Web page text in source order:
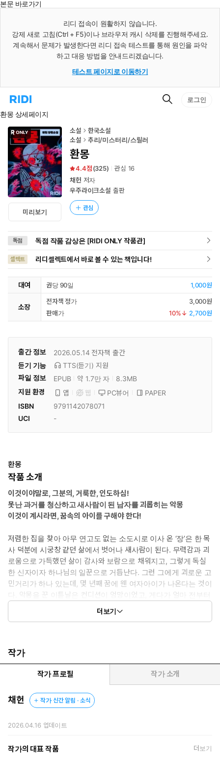
본문 바로가기
리디 접속이 원활하지 않습니다.
강제 새로 고침(Ctrl + F5)이나 브라우저 캐시 삭제를 진행해주세요.
계속해서 문제가 발생한다면 리디 접속 테스트를 통해 원인을 파악
하고 대응 방법을 안내드리겠습니다.
테스트 페이지로 이동하기
리
홈
로
이
동
검
로그인
환몽 상세페이지
미리보기
소설
한국소설
소설
추리/미스터리/스릴러
환몽
4.4 (325) 관심 16
채헌 저자
우주라이크소설 출판
관심
독점 독점 작품 감상은 [RIDI ONLY 작품관]
셀렉트 리디셀렉트에서 바로 볼 수 있는 책입니다!
대여 권당 90일 1,000원
소장
전자책 정가
3,000원
판매가
10%↓ 2,700원
출간 정보 2026.05.14 전자책 출간
듣기 기능
TTS(듣기) 지원
파일 정보
EPUB 약 1.7만 자
8.3MB
지원 환경
앱 웹 PC뷰어
PAPER
ISBN
9791142078071
UCI
-
환몽
작품 소개
이것이야말로, 그분의, 거룩한, 인도하심!
못난 과거를 청산하고 새사람이 된 남자를 괴롭히는 악몽
이것이 계시라면, 꿈속의 아이를 구해야 한다!
저렴한 집을 찾아 아무 연고도 없는 소도시로 이사 온 ‘장’은 한 목
사 덕분에 시궁창 같던 삶에서 벗어나 새사람이 된다. 무력감과 괴
로움으로 가득했던 삶이 감사와 보람으로 채워지고, 그렇게 독실
한 신자이자 하나님의 일꾼으로 거듭난다. 그런 그에게 괴로운 고
민거리가 하나 있는데, 몇 년째 꿈에 웬 여자아이가 나온다는 것이
다. 악몽을 꾼 이튿날은 컨디션이 엉망이었고, 게다가 얼마 전부터
꿈속의 아이가 조금씩 장에게 다가오고 있다. 목사에게 악몽의 괴
로움을 토로한 그날 밤에도 어김없이 꿈에 여자애가 나타났고, 잠
이였다. 무당인 할머니와 단둘이 산다던 아이는 헝클어진 머리와 허
름한 옷차림에, 친구도 없이 항상 혼자였다. 장은 그 모습이 안타까
워 미아에게 인형도 사주고 간식도 나눠주었다. 미아는 그런 장에게
마음을 열고 그를 따랐으나, 학부모들의 곱지 않은 시선에 장은 미아
와 거리를 두었다. 옛날 일을 추억하던 장은 문득, 미아가 자꾸 꿈에
나오는 것이 그에게 도움을 청하는 무언의 신호이자 주님의 뜻임을
의 집을 찾아내고, 악취가 진동하는 집 안에 마련된 사탄 마귀 신당
장은 주님의 뜻에 따라 미아를 구해낼 수 있을까?
더보기
작가
작가 프로필 작가 소개
채헌 작가 신간 알림 · 소식
2026.04.16 업데이트
작가의 대표 작품 더보기